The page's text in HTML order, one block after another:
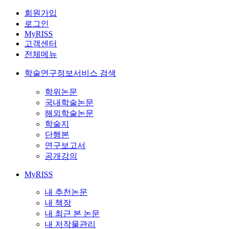
회원가입
로그인
MyRISS
고객센터
전체메뉴
학술연구정보서비스 검색
학위논문
국내학술논문
해외학술논문
학술지
단행본
연구보고서
공개강의
MyRISS
내 추천논문
내 책장
내 최근 본 논문
내 저작물관리